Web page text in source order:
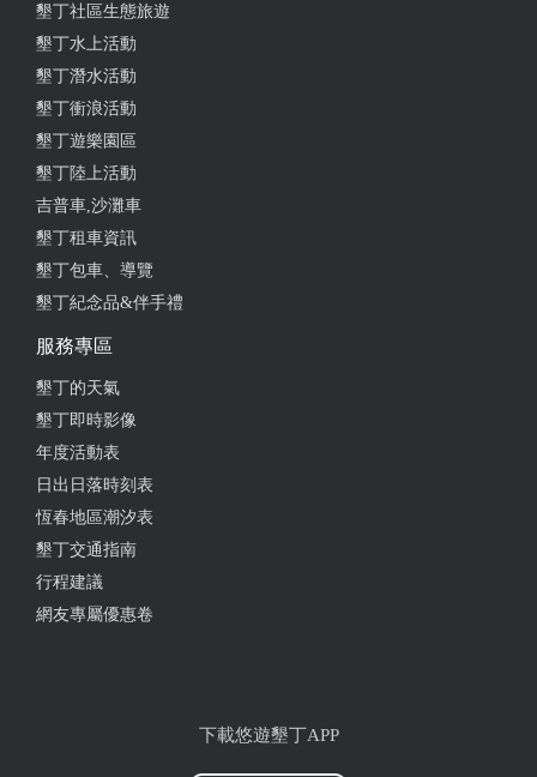
墾丁社區生態旅遊
墾丁水上活動
墾丁潛水活動
墾丁衝浪活動
墾丁遊樂園區
墾丁陸上活動
吉普車,沙灘車
墾丁租車資訊
墾丁包車、導覽
墾丁紀念品&伴手禮
服務專區
墾丁的天氣
墾丁即時影像
年度活動表
日出日落時刻表
恆春地區潮汐表
墾丁交通指南
行程建議
網友專屬優惠卷
下載悠遊墾丁APP